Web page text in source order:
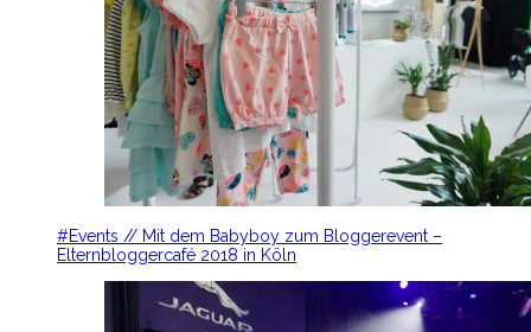
#Events // Mit dem Babyboy zum Bloggerevent –
Elternbloggercafé 2018 in Köln